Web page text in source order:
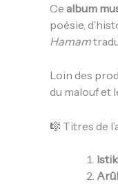
Ce album
poésie,
Hamam
Loin des
du malouf et
🎼 Titres de